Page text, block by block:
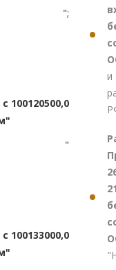
";
100120500,0
"
100133000,0
и